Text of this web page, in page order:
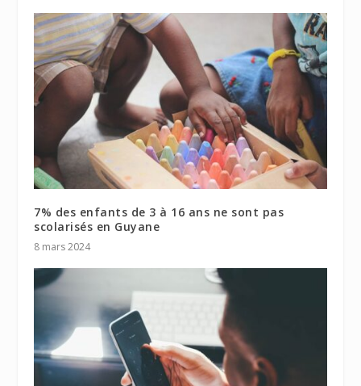
7% des enfants de 3 à 16 ans ne sont pas
scolarisés en Guyane
8 mars 2024